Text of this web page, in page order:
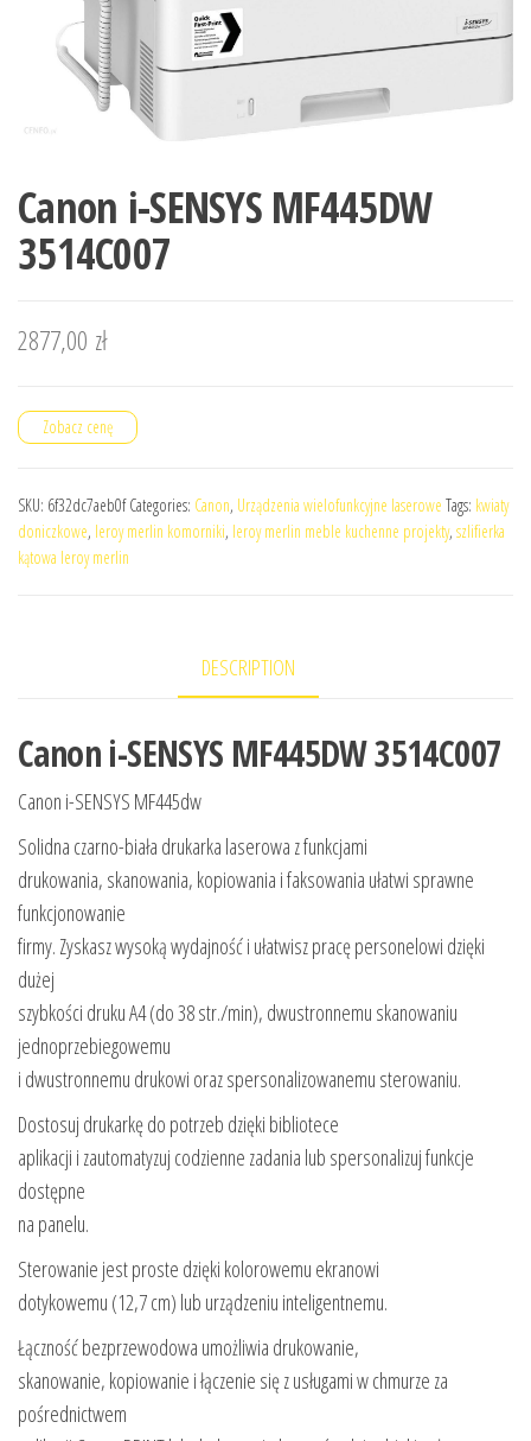
Canon i-SENSYS MF445DW
3514C007
2877,00 zł
Zobacz cenę
SKU: 6f32dc7aeb0f Categories: Canon, Urządzenia wielofunkcyjne laserowe Tags: kwiaty
doniczkowe, leroy merlin komorniki, leroy merlin meble kuchenne projekty, szlifierka
kątowa leroy merlin
DESCRIPTION
Canon i-SENSYS MF445DW 3514C007
Canon i-SENSYS MF445dw
Solidna czarno-biała drukarka laserowa z funkcjami
drukowania, skanowania, kopiowania i faksowania ułatwi sprawne
funkcjonowanie
firmy. Zyskasz wysoką wydajność i ułatwisz pracę personelowi dzięki
dużej
szybkości druku A4 (do 38 str./min), dwustronnemu skanowaniu
jednoprzebiegowemu
i dwustronnemu drukowi oraz spersonalizowanemu sterowaniu.
Dostosuj drukarkę do potrzeb dzięki bibliotece
aplikacji i zautomatyzuj codzienne zadania lub spersonalizuj funkcje
dostępne
na panelu.
Sterowanie jest proste dzięki kolorowemu ekranowi
dotykowemu (12,7 cm) lub urządzeniu inteligentnemu.
Łączność bezprzewodowa umożliwia drukowanie,
skanowanie, kopiowanie i łączenie się z usługami w chmurze za
pośrednictwem